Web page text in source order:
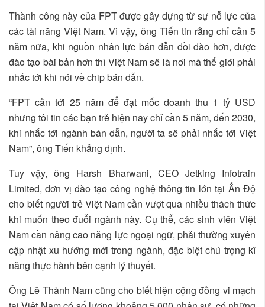
Thành công này của FPT được gây dựng từ sự nỗ lực của
các tài năng Việt Nam. Vì vậy, ông Tiến tin rằng chỉ cần 5
năm nữa, khi nguồn nhân lực bán dẫn dồi dào hơn, được
đào tạo bài bản hơn thì Việt Nam sẽ là nơi mà thế giới phải
nhắc tới khi nói về chip bán dẫn.
“FPT cần tới 25 năm để đạt mốc doanh thu 1 tỷ USD
nhưng tôi tin các bạn trẻ hiện nay chỉ cần 5 năm, đến 2030,
khi nhắc tới ngành bán dẫn, người ta sẽ phải nhắc tới Việt
Nam”, ông Tiến khẳng định.
Tuy vậy, ông Harsh Bharwani, CEO Jetking Infotrain
Limited, đơn vị đào tạo công nghệ thông tin lớn tại Ấn Độ
cho biết người trẻ Việt Nam cần vượt qua nhiều thách thức
khi muốn theo đuổi ngành này. Cụ thể, các sinh viên Việt
Nam cần nâng cao năng lực ngoại ngữ, phải thường xuyên
cập nhật xu hướng mới trong ngành, đặc biệt chú trọng kĩ
năng thực hành bên cạnh lý thuyết.
Ông Lê Thành Nam cũng cho biết hiện cộng đồng vi mạch